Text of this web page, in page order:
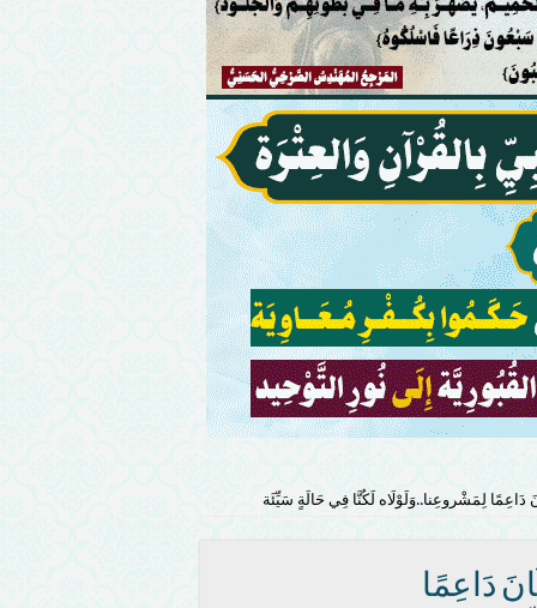
لِمَشْروعِنا..وَلَوْلَاه لَكُنَّا فِي حَالَةٍ سَيِّئَة
دَاعِمًا